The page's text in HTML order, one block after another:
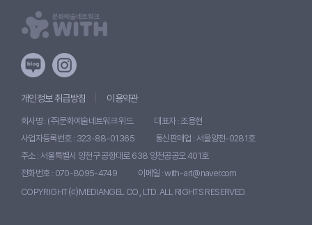
개인정보 취급방침 이용약관
회사명 : (주)문화예술네트워크 위드
대표자 : 조용현
사업자등록번호 : 323-88-01365
통신판매업 : 서울양천-0281호
주소 : 서울특별시 양천구 공항대로 638 양천공공오 401호
전화번호 : 070-8095-4749
이메일 : with-art@naver.com
COPYRIGHT ⒞ MEDIANGEL CO., LTD. ALL RIGHTS RESERVED.